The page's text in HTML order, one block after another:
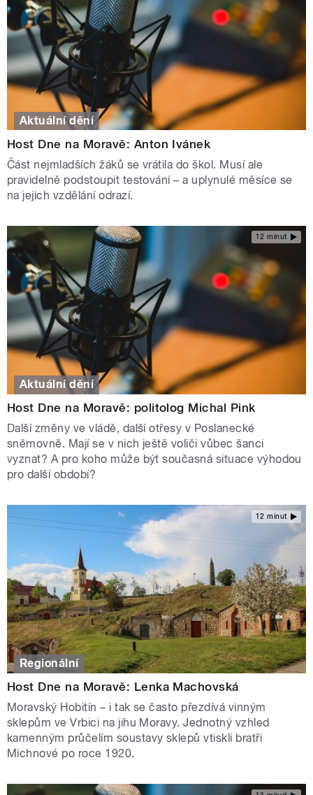
Aktuální dění
Host Dne na Moravě: Anton Ivánek
Část nejmladších žáků se vrátila do škol. Musí ale
pravidelně podstoupit testování – a uplynulé měsíce se
na jejich vzdělání odrazí.
12 minut
Aktuální dění
Host Dne na Moravě: politolog Michal Pink
Další změny ve vládě, další otřesy v Poslanecké
sněmovně. Mají se v nich ještě voliči vůbec šanci
vyznat? A pro koho může být současná situace výhodou
pro další období?
12 minut
Regionální
Host Dne na Moravě: Lenka Machovská
Moravský Hobitín – i tak se často přezdívá vinným
sklepům ve Vrbici na jihu Moravy. Jednotný vzhled
kamenným průčelím soustavy sklepů vtiskli bratři
Michnové po roce 1920.